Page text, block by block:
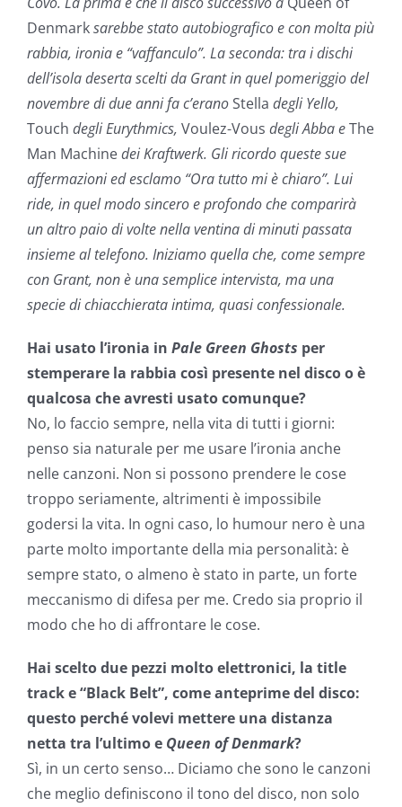
Denmarksarebbe stato autobiografico e con molta più
rabbia, ironia e “vaffanculo”. La seconda: tra i dischi
dell’isola deserta scelti da Grant in quel pomeriggio del
novembre di due anni fa c’eranoStella degli Yello,
Touch degli Eurythmics, Voulez-Vous degli Abba eThe
Man Machinedei Kraftwerk. Gli ricordo queste sue
affermazioni ed esclamo “Ora tutto mi è chiaro”. Lui
ride, in quel modo sincero e profondo che comparirà
un altro paio di volte nella ventina di minuti passata
insieme al telefono. Iniziamo quella che, come sempre
con Grant, non è una semplice intervista, ma una
specie di chiacchierata intima, quasi confessionale.
Hai usato l’ironia in Pale Green Ghosts per
stemperare la rabbia così presente nel disco o è
qualcosa che avresti usato comunque?
No, lo faccio sempre, nella vita di tutti i giorni:
penso sia naturale per me usare l’ironia anche
nelle canzoni. Non si possono prendere le cose
troppo seriamente, altrimenti è impossibile
godersi la vita. In ogni caso, lo humour nero è una
parte molto importante della mia personalità: è
sempre stato, o almeno è stato in parte, un forte
meccanismo di difesa per me. Credo sia proprio il
modo che ho di affrontare le cose.
Hai scelto due pezzi molto elettronici, la title
track e “Black Belt”, come anteprime del disco:
questo perché volevi mettere una distanza
netta tra l’ultimo e Queen of Denmark?
Sì, in un certo senso… Diciamo che sono le canzoni
che meglio definiscono il tono del disco, non solo